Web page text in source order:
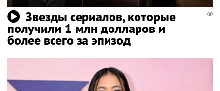
Звезды сериалов, которые
получили 1 млн долларов и
более всего за эпизод